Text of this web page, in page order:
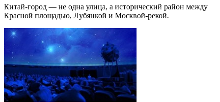
Китай-город — не одна улица, а исторический район между
Красной площадью, Лубянкой и Москвой-рекой.